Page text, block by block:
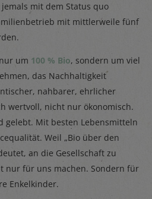
mit dem Status quo
mit mittlerweile fünf
um 100 % Bio, sondern um viel
das Nachhaltigkeit
nahbarer, ehrlicher
wertvoll, nicht nur ökonomisch.
gelebt. Mit besten Lebensmitteln
Weil „Bio über den
an die Gesellschaft zu
nur für uns machen. Sondern für
Enkelkinder.